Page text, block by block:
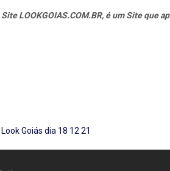
LOOKGOIAS.COM.BR, é um Site que
Look Goiás dia 18 12 21